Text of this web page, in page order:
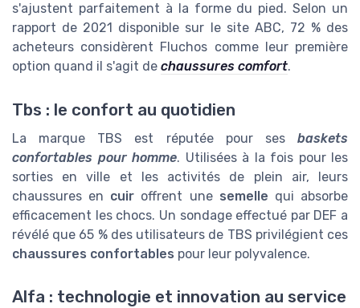
s'ajustent parfaitement à la forme du pied. Selon un
rapport de 2021 disponible sur le site ABC, 72 % des
acheteurs considèrent Fluchos comme leur première
option quand il s'agit de chaussures comfort.
Tbs : le confort au quotidien
La marque TBS est réputée pour ses baskets
confortables pour homme. Utilisées à la fois pour les
sorties en ville et les activités de plein air, leurs
chaussures en cuir offrent une semelle qui absorbe
efficacement les chocs. Un sondage effectué par DEF a
révélé que 65 % des utilisateurs de TBS privilégient ces
chaussures confortables pour leur polyvalence.
Alfa : technologie et innovation au service